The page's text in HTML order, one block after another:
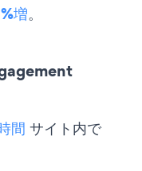
増。
間 サイト内で